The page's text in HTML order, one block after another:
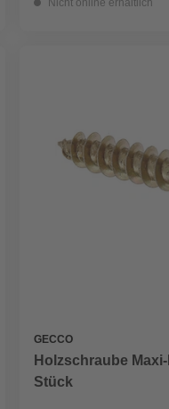
Nicht online erhältlich
GECCO
Holzschraube
Stück